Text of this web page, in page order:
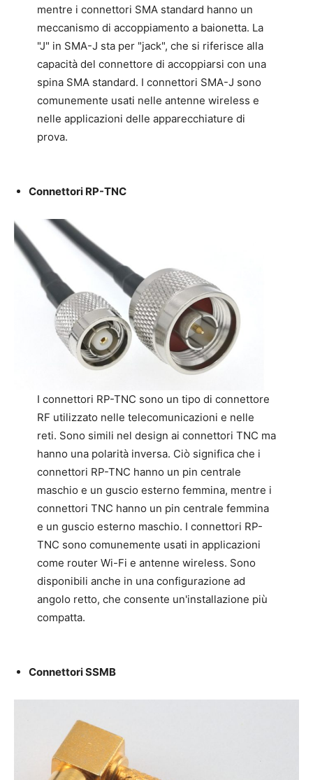
mentre i connettori SMA standard hanno un
meccanismo di accoppiamento a baionetta. La
"J" in SMA-J sta per "jack", che si riferisce alla
capacità del connettore di accoppiarsi con una
spina SMA standard. I connettori SMA-J sono
comunemente usati nelle antenne wireless e
nelle applicazioni delle apparecchiature di
prova.
Connettori RP-TNC
I connettori RP-TNC sono un tipo di connettore
RF utilizzato nelle telecomunicazioni e nelle
reti. Sono simili nel design ai connettori TNC ma
hanno una polarità inversa. Ciò significa che i
connettori RP-TNC hanno un pin centrale
maschio e un guscio esterno femmina, mentre i
connettori TNC hanno un pin centrale femmina
e un guscio esterno maschio. I connettori RP-
TNC sono comunemente usati in applicazioni
come router Wi-Fi e antenne wireless. Sono
disponibili anche in una configurazione ad
angolo retto, che consente un'installazione più
compatta.
Connettori SSMB